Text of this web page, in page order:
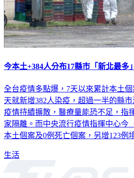
今本土+384人分布17縣市「新北最
全台疫情多點爆，7天以來累計本土
天就新增382人染疫，超過一半的縣
疫情持續擴散，醫療量能恐不足，指
家隔離。而中央流行疫情指揮中心今
本土個案及0例死亡個案，另增123例
生活